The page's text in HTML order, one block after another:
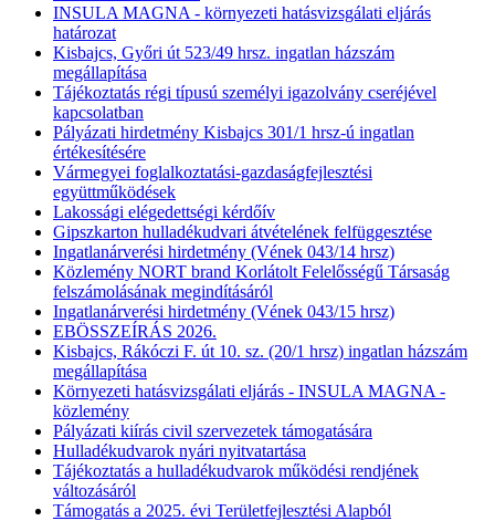
INSULA MAGNA - környezeti hatásvizsgálati eljárás
határozat
Kisbajcs, Győri út 523/49 hrsz. ingatlan házszám
megállapítása
Tájékoztatás régi típusú személyi igazolvány cseréjével
kapcsolatban
Pályázati hirdetmény Kisbajcs 301/1 hrsz-ú ingatlan
értékesítésére
Vármegyei foglalkoztatási-gazdaságfejlesztési
együttműködések
Lakossági elégedettségi kérdőív
Gipszkarton hulladékudvari átvételének felfüggesztése
Ingatlanárverési hirdetmény (Vének 043/14 hrsz)
Közlemény NORT brand Korlátolt Felelősségű Társaság
felszámolásának megindításáról
Ingatlanárverési hirdetmény (Vének 043/15 hrsz)
EBÖSSZEÍRÁS 2026.
Kisbajcs, Rákóczi F. út 10. sz. (20/1 hrsz) ingatlan házszám
megállapítása
Környezeti hatásvizsgálati eljárás - INSULA MAGNA -
közlemény
Pályázati kiírás civil szervezetek támogatására
Hulladékudvarok nyári nyitvatartása
Tájékoztatás a hulladékudvarok működési rendjének
változásáról
Támogatás a 2025. évi Területfejlesztési Alapból